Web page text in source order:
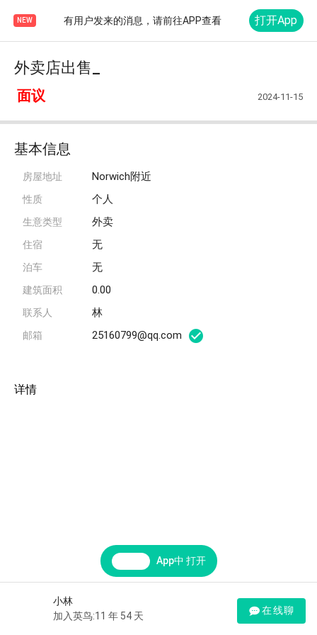
NEW 有用户发来的消息，请前往APP查看 打开App
外卖店出售_
面议 2024-11-15
基本信息
房屋地址 Norwich附近
性质 个人
生意类型 外卖
住宿 无
泊车 无
建筑面积 0.00
联系人 林
邮箱 25160799@qq.com
详情
App中 打开
小林
加入英鸟:11 年 54 天
在线聊